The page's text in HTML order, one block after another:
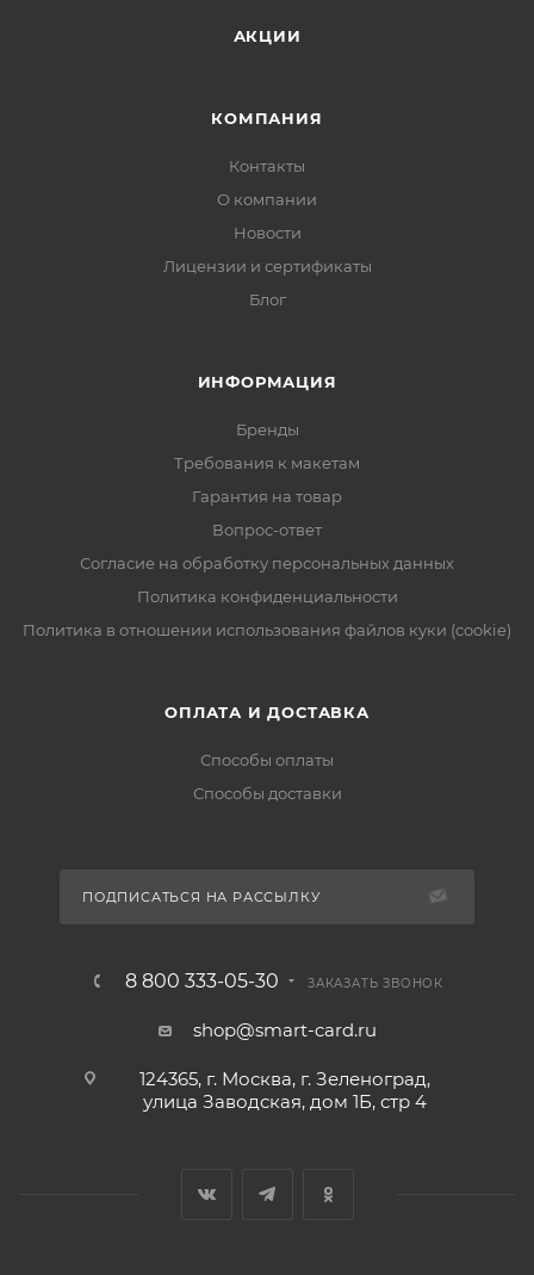
АКЦИИ
КОМПАНИЯ
Контакты
О компании
Новости
Лицензии и сертификаты
Блог
ИНФОРМАЦИЯ
Бренды
Требования к макетам
Гарантия на товар
Вопрос-ответ
Согласие на обработку персональных данных
Политика конфиденциальности
Политика в отношении использования файлов куки (cookie)
ОПЛАТА И ДОСТАВКА
Способы оплаты
Способы доставки
ПОДПИСАТЬСЯ НА РАССЫЛКУ
8 800 333-05-30 ЗАКАЗАТЬ ЗВОНОК
shop@smart-card.ru
124365, г. Москва, г. Зеленоград,
улица Заводская, дом 1Б, стр 4